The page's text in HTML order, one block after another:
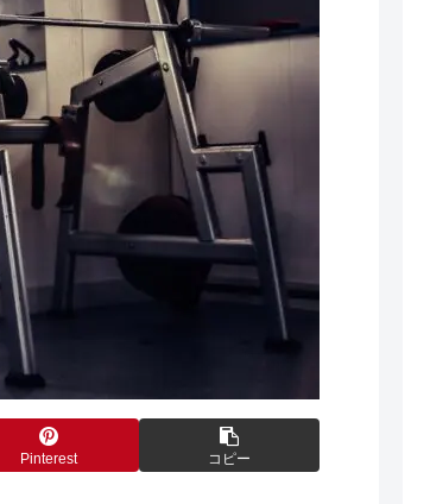
Pinterest コピー